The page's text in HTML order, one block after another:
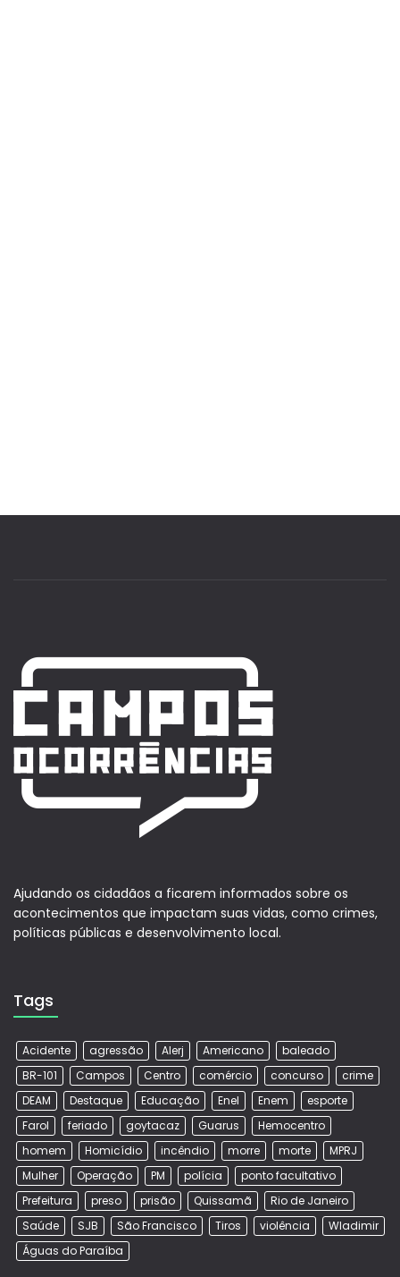
Ajudando os cidadãos a ficarem informados sobre os
acontecimentos que impactam suas vidas, como crimes,
políticas públicas e desenvolvimento local.
Tags
Acidente agressão Alerj Americano
baleado
BR-101
Campos Centro comércio concurso
crime
DEAM
Destaque Educação Enel Enem
esporte
Farol
feriado goytacaz Guarus
Hemocentro
homem
Homicídio incêndio morre morte
MPRJ
Mulher
Operação PM polícia
ponto facultativo
Prefeitura
preso prisão Quissamã
Rio de Janeiro
Saúde
SJB São Francisco Tiros violência
Wladimir
Águas do Paraíba